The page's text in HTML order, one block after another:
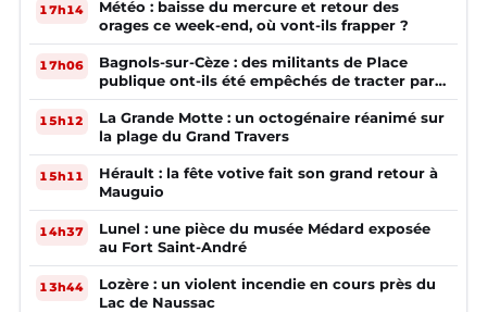
17h14
Météo : baisse du mercure et retour des
orages ce week-end, où vont-ils frapper ?
17h06
Bagnols-sur-Cèze : des militants de Place
publique ont-ils été empêchés de tracter par
la mairie ?
15h12
La Grande Motte : un octogénaire réanimé sur
la plage du Grand Travers
15h11
Hérault : la fête votive fait son grand retour à
Mauguio
14h37
Lunel : une pièce du musée Médard exposée
au Fort Saint-André
13h44
Lozère : un violent incendie en cours près du
Lac de Naussac